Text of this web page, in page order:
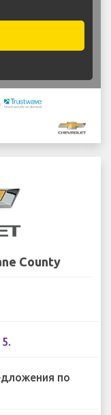
County
5.
по